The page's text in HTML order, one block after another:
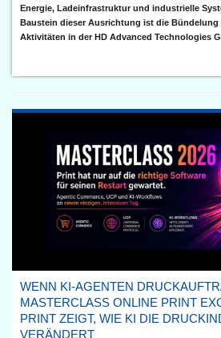
Energie, Ladeinfrastruktur und industrielle
Baustein dieser Ausrichtung ist die Bündelung
Aktivitäten in der HD Advanced Technologies
WENN KI-AGENTEN
MASTERCLASS ONLINE PRINT
PRINT ZEIGT, WIE KI DIE
VERÄNDERT